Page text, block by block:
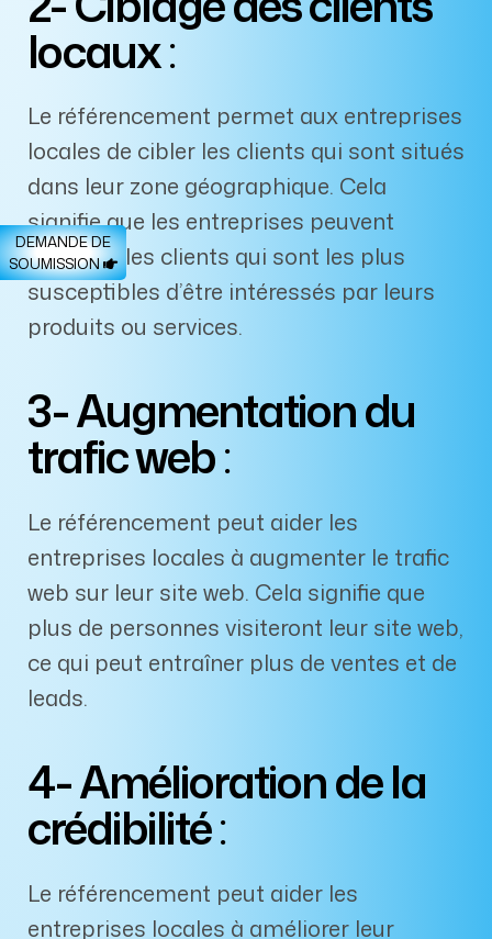
locaux:
Le référencement permet aux entreprises
locales de cibler les clients qui sont situés
dans leur zone géographique. Cela
signifie que les entreprises peuvent
atteindre les clients qui sont les plus
susceptibles d’être intéressés par leurs
produits ou services.
3- Augmentation du
trafic web:
Le référencement peut aider les
entreprises locales à augmenter le trafic
web sur leur site web. Cela signifie que
plus de personnes visiteront leur site web,
ce qui peut entraîner plus de ventes et de
leads.
4- Amélioration de la
crédibilité:
Le référencement peut aider les
entreprises locales à améliorer leur